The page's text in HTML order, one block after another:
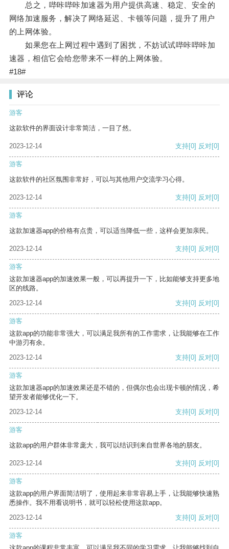
总之，哔咔哔咔加速器为用户提供高速、稳定、安全的
网络加速服务，解决了网络延迟、卡顿等问题，提升了用户
的上网体验。
如果您在上网过程中遇到了困扰，不妨试试哔咔哔咔加
速器，相信它会给您带来不一样的上网体验。
#18#
评论
游客
这款软件的界面设计非常简洁，一目了然。
2023-12-14 支持[0] 反对[0]
游客
这款软件的社区氛围非常好，可以与其他用户交流学习心得。
2023-12-14 支持[0] 反对[0]
游客
这款加速器app的价格有点贵，可以适当降低一些，这样会更加亲民。
2023-12-14 支持[0] 反对[0]
游客
这款加速器app的加速效果一般，可以再提升一下，比如能够支持更多地
区的线路。
2023-12-14
支持[0] 反对[0]
游客
这款app的功能非常强大，可以满足我所有的工作需求，让我能够在工作
中游刃有余。
2023-12-14
支持[0] 反对[0]
游客
这款加速器app的加速效果还是不错的，但偶尔也会出现卡顿的情况，希
望开发者能够优化一下。
2023-12-14
支持[0] 反对[0]
游客
这款app的用户群体非常庞大，我可以结识到来自世界各地的朋友。
2023-12-14 支持[0] 反对[0]
游客
这款app的用户界面简洁明了，使用起来非常容易上手，让我能够快速熟
悉操作。我不用看说明书，就可以轻松使用这款app。
2023-12-14
支持[0] 反对[0]
游客